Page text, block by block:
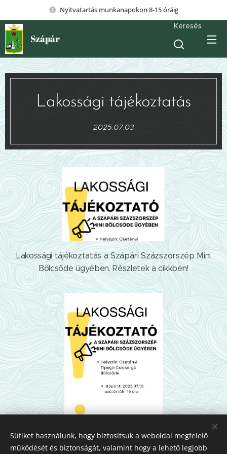
Nyitvatartás munkanapokon 8-15 óráig
Szápár
Keresés
Lakossági tájékoztatás
2025.07.03
Lakossági tájékoztatás a Szápári Százszorszép Mini
Bölcsőde ügyében. Részletek a cikkben!
Sütiket használunk, hogy biztosítsuk a weboldal megfelelő
működését és biztonságát, valamint hogy a lehető legjobb